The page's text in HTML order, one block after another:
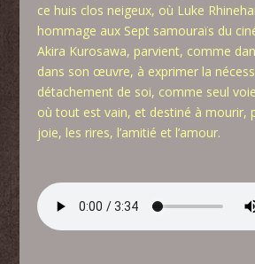
ce huis clos neigeux, où Luke
hommage aux Sept samouraïs du
Akira Kurosawa, parvient, comme
dans son œuvre, à exprimer la
détachement de soi, comme seul
où tout est vain, et destiné à mourir,
joie, les rires, l’amitié et l’amour.